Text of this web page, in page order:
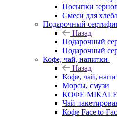
Посыпки
Смеси для хлеба
Подарочный
Назад
Подарочный
Подарочный
Кофе, чай, напитки
Назад
Кофе, чай,
Морсы, смузи
КОФЕ MIKALE
Чай
Кофе Face to